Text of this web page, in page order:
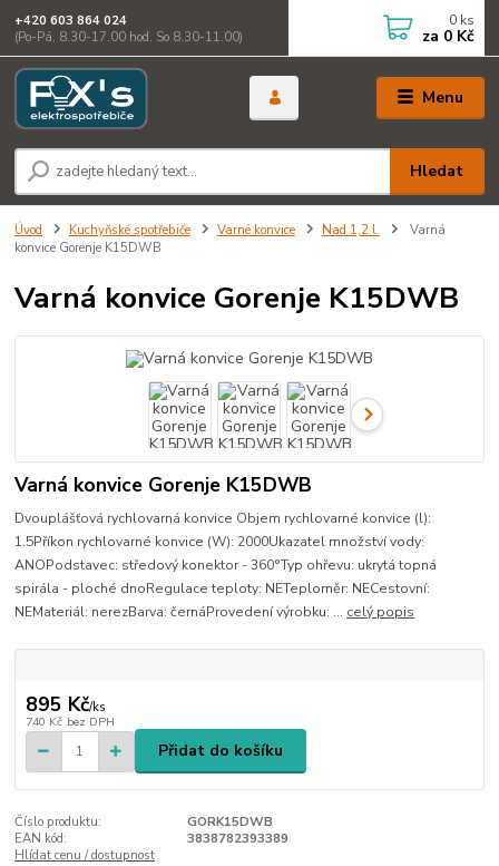
Menu
Hledat
+420 603 864 024
(Po-Pá, 8.30-17.00 hod. So 8.30-11.00)
0 ks
za 0 Kč
Úvod Kuchyňské spotřebiče Varné konvice Nad 1,2 l.
Varná
konvice Gorenje K15DWB
Varná konvice Gorenje K15DWB
Varná konvice Gorenje K15DWB
Dvouplášťová rychlovarná konvice Objem rychlovarné konvice (l):
1.5Příkon rychlovarné konvice (W): 2000Ukazatel množství vody:
ANOPodstavec: středový konektor - 360°Typ ohřevu: ukrytá topná
spirála - ploché dnoRegulace teploty: NETeploměr: NECestovní:
NEMateriál: nerezBarva: černáProvedení výrobku: ... celý popis
895 Kč/ks
740 Kč bez DPH
Přidat do košíku
Číslo produktu:
GORK15DWB
EAN kód:
3838782393389
Hlídat cenu / dostupnost